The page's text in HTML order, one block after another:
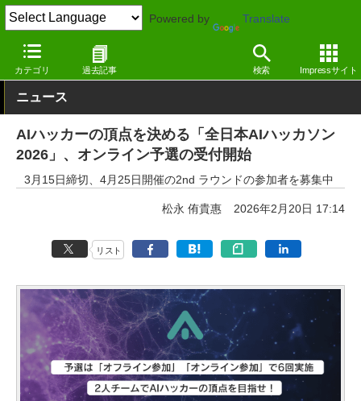
Powered by Translate
カテゴリ 過去記事 検索 Impressサイト
窓の杜 生成AI その他
ニュース
AIハッカーの頂点を決める「全日本AIハッカソン
2026」、オンライン予選の受付開始
3月15日締切、4月25日開催の2nd ラウンドの参加者を募集中
松永 侑貴惠 2026年2月20日 17:14
リスト